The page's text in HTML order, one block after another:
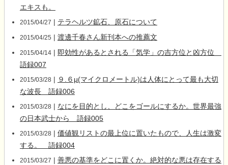
エキスも。
2015/04/27 | テラヘルツ鉱石、原石について
2015/04/25 | 渡邊千春さん新刊本への推薦文
2015/04/14| 即効性があるとされる「気学」の吉方位と凶方位
語録007
2015/03/28 | ９.６μ(マイクロメートル)は人体にとって最も大切
な波長 語録006
2015/03/28 | なにを目的とし、どこをゴールにするか。世界最強
の日本武士から 語録005
2015/03/28 | 価値観リストの最上位に置いたもので、人生は激変
する。 語録004
2015/03/27 | 善悪の基準をどこに置くか。絶対的な悪は存在する